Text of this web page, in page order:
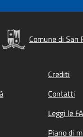
Comune di San
Crediti
Contatti
Leggi le
Piano di